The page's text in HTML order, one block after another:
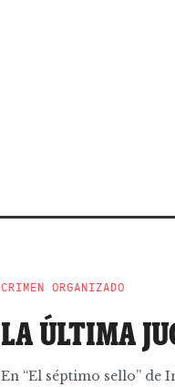
CRIMEN ORGANIZADO
LA ÚLTIMA
En “El séptimo sello” de